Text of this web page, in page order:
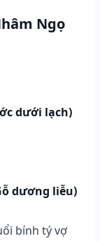
Ngọ
dưới lạch)
dương liễu)
bính tý vợ